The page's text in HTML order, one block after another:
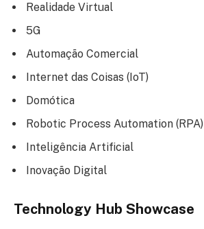
Realidade Virtual
5G
Automação Comercial
Internet das Coisas (IoT)
Domótica
Robotic Process Automation (RPA)
Inteligência Artificial
Inovação Digital
Technology Hub Showcase